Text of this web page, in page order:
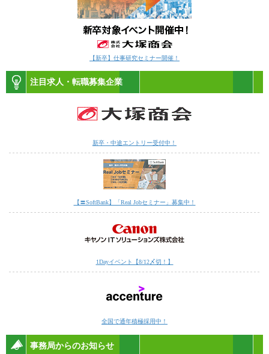
【新卒】仕事研究セミナー開催！
注目求人・転職募集企業
新卒・中途エントリー受付中！
【〓SoftBank】「Real Jobセミナー」募集中！
1Dayイベント【8/12〆切！】
全国で通年積極採用中！
事務局からのお知らせ